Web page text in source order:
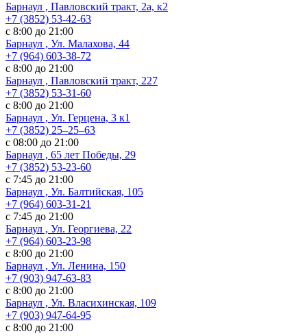
Барнаул , Павловский тракт, 2а, к2
+7 (3852) 53-42-63
с 8:00 до 21:00
Барнаул , Ул. Малахова, 44
+7 (964) 603-38-72
с 8:00 до 21:00
Барнаул , Павловский тракт, 227
+7 (3852) 53-31-60
с 8:00 до 21:00
Барнаул , Ул. ​Герцена, 3 к1
+7 (3852) 25‒25‒63
с 08:00 до 21:00
Барнаул , 65 лет Победы, 29
+7 (3852) 53-23-60
с 7:45 до 21:00
Барнаул , Ул. Балтийская, 105
+7 (964) 603-31-21
с 7:45 до 21:00
Барнаул , Ул. Георгиева, 22
+7 (964) 603-23-98
с 8:00 до 21:00
Барнаул , Ул. Ленина, 150
+7 (903) 947-63-83
с 8:00 до 21:00
Барнаул , Ул. Власихинская, 109
+7 (903) 947-64-95
с 8:00 до 21:00